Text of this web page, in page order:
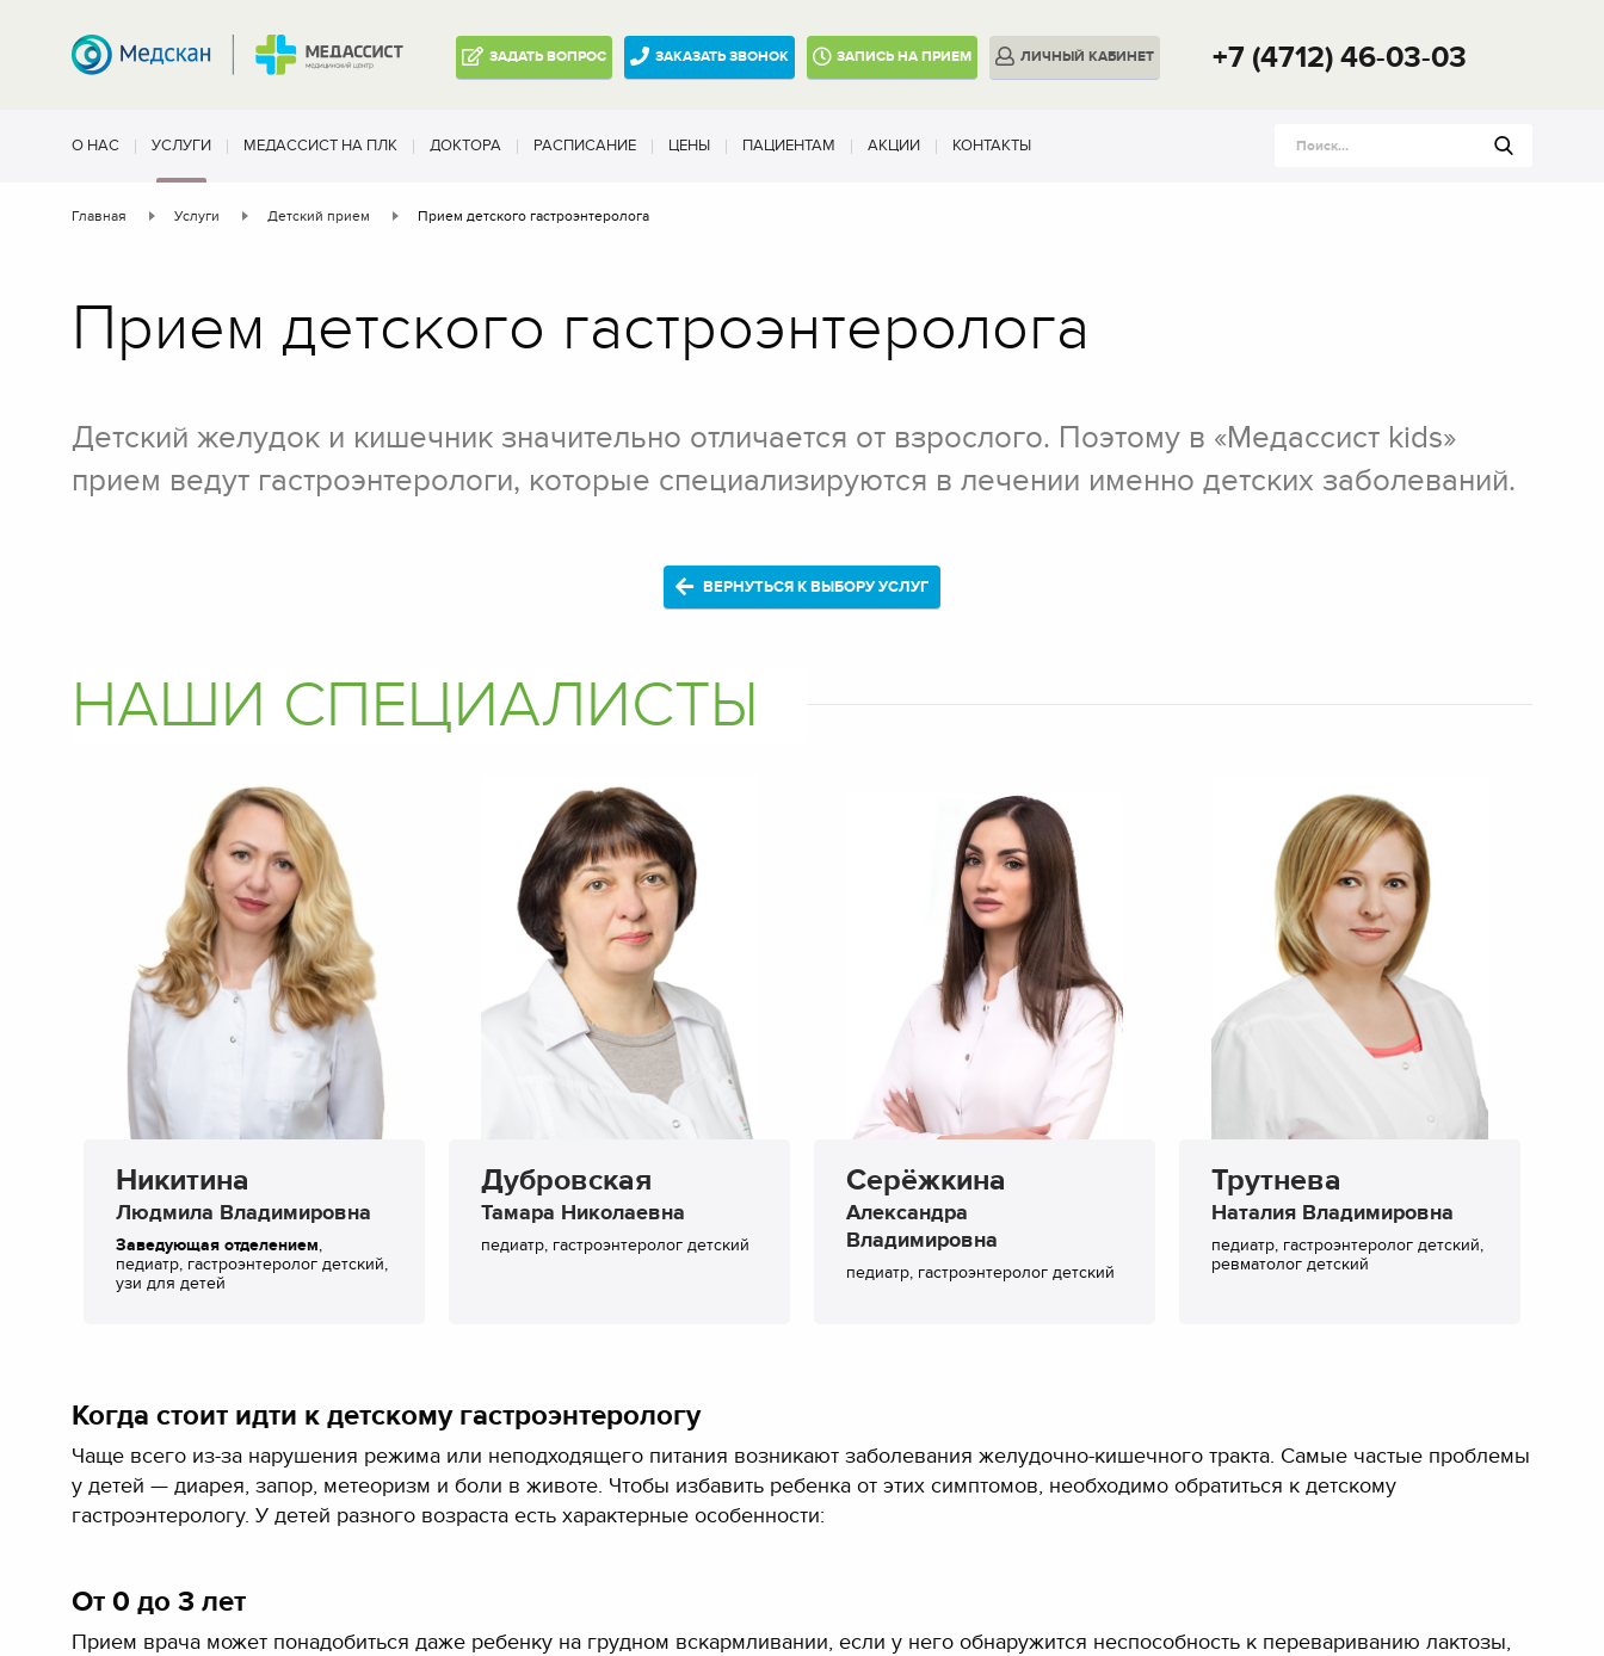
+7 (4712) 46-03-03
ЗАДАТЬ ВОПРОС ЗАКАЗАТЬ ЗВОНОК ЗАПИСЬНА ПРИЕМ ЛИЧНЫЙКАБИНЕТ
О НАС УСЛУГИ МЕДАССИСТ НА ПЛК ДОКТОРА РАСПИСАНИЕ ЦЕНЫ ПАЦИЕНТАМ АКЦИИ КОНТАКТЫ
Главная Услуги Детский прием Прием детского гастроэнтеролога
Прием детского гастроэнтеролога
Детский желудок и кишечник значительно отличается от взрослого. Поэтому в «Медассист kids»
прием ведут гастроэнтерологи, которые специализируются в лечении именно детских заболеваний.
ВЕРНУТЬСЯ К ВЫБОРУ УСЛУГ
НАШИ СПЕЦИАЛИСТЫ
Никитина
Людмила Владимировна
Заведующая отделением,
педиатр, гастроэнтеролог детский,
узи для детей
Дубровская
Тамара Николаевна
педиатр, гастроэнтеролог детский
Серёжкина
Александра
Владимировна
педиатр, гастроэнтеролог детский
Трутнева
Наталия Владимировна
педиатр, гастроэнтеролог детский,
ревматолог детский
Когда стоит идти к детскому гастроэнтерологу
Чаще всего из-за нарушения режима или неподходящего питания возникают заболевания желудочно-кишечного тракта. Самые частые проблемы
у детей — диарея, запор, метеоризм и боли в животе. Чтобы избавить ребенка от этих симптомов, необходимо обратиться к детскому
гастроэнтерологу. У детей разного возраста есть характерные особенности:
От 0 до 3 лет
Прием врача может понадобиться даже ребенку на грудном вскармливании, если у него обнаружится неспособность к перевариванию лактозы,